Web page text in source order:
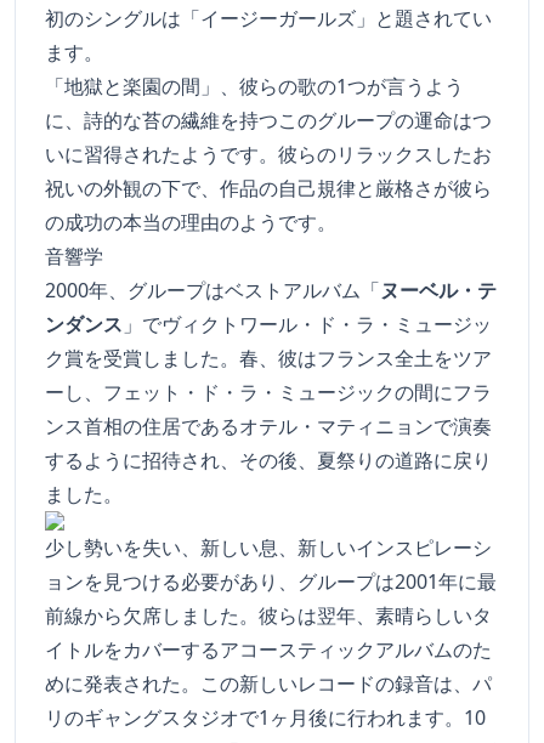
初のシングルは「イージーガールズ」と題されてい
ます。
「地獄と楽園の間」、彼らの歌の1つが言うよう
に、詩的な苔の繊維を持つこのグループの運命はつ
いに習得されたようです。彼らのリラックスしたお
祝いの外観の下で、作品の自己規律と厳格さが彼ら
の成功の本当の理由のようです。
音響学
2000年、グループはベストアルバム「ヌーベル・テ
ンダンス 」でヴィクトワール・ド・ラ・ミュージッ
ク賞を受賞しました。春、彼はフランス全土をツア
ーし、フェット・ド・ラ・ミュージックの間にフラ
ンス首相の住居であるオテル・マティニョンで演奏
するように招待され、その後、夏祭りの道路に戻り
ました。
少し勢いを失い、新しい息、新しいインスピレーシ
ョンを見つける必要があり、グループは2001年に最
前線から欠席しました。彼らは翌年、素晴らしいタ
イトルをカバーするアコースティックアルバムのた
めに発表された。この新しいレコードの録音は、パ
リのギャングスタジオで1ヶ月後に行われます。10